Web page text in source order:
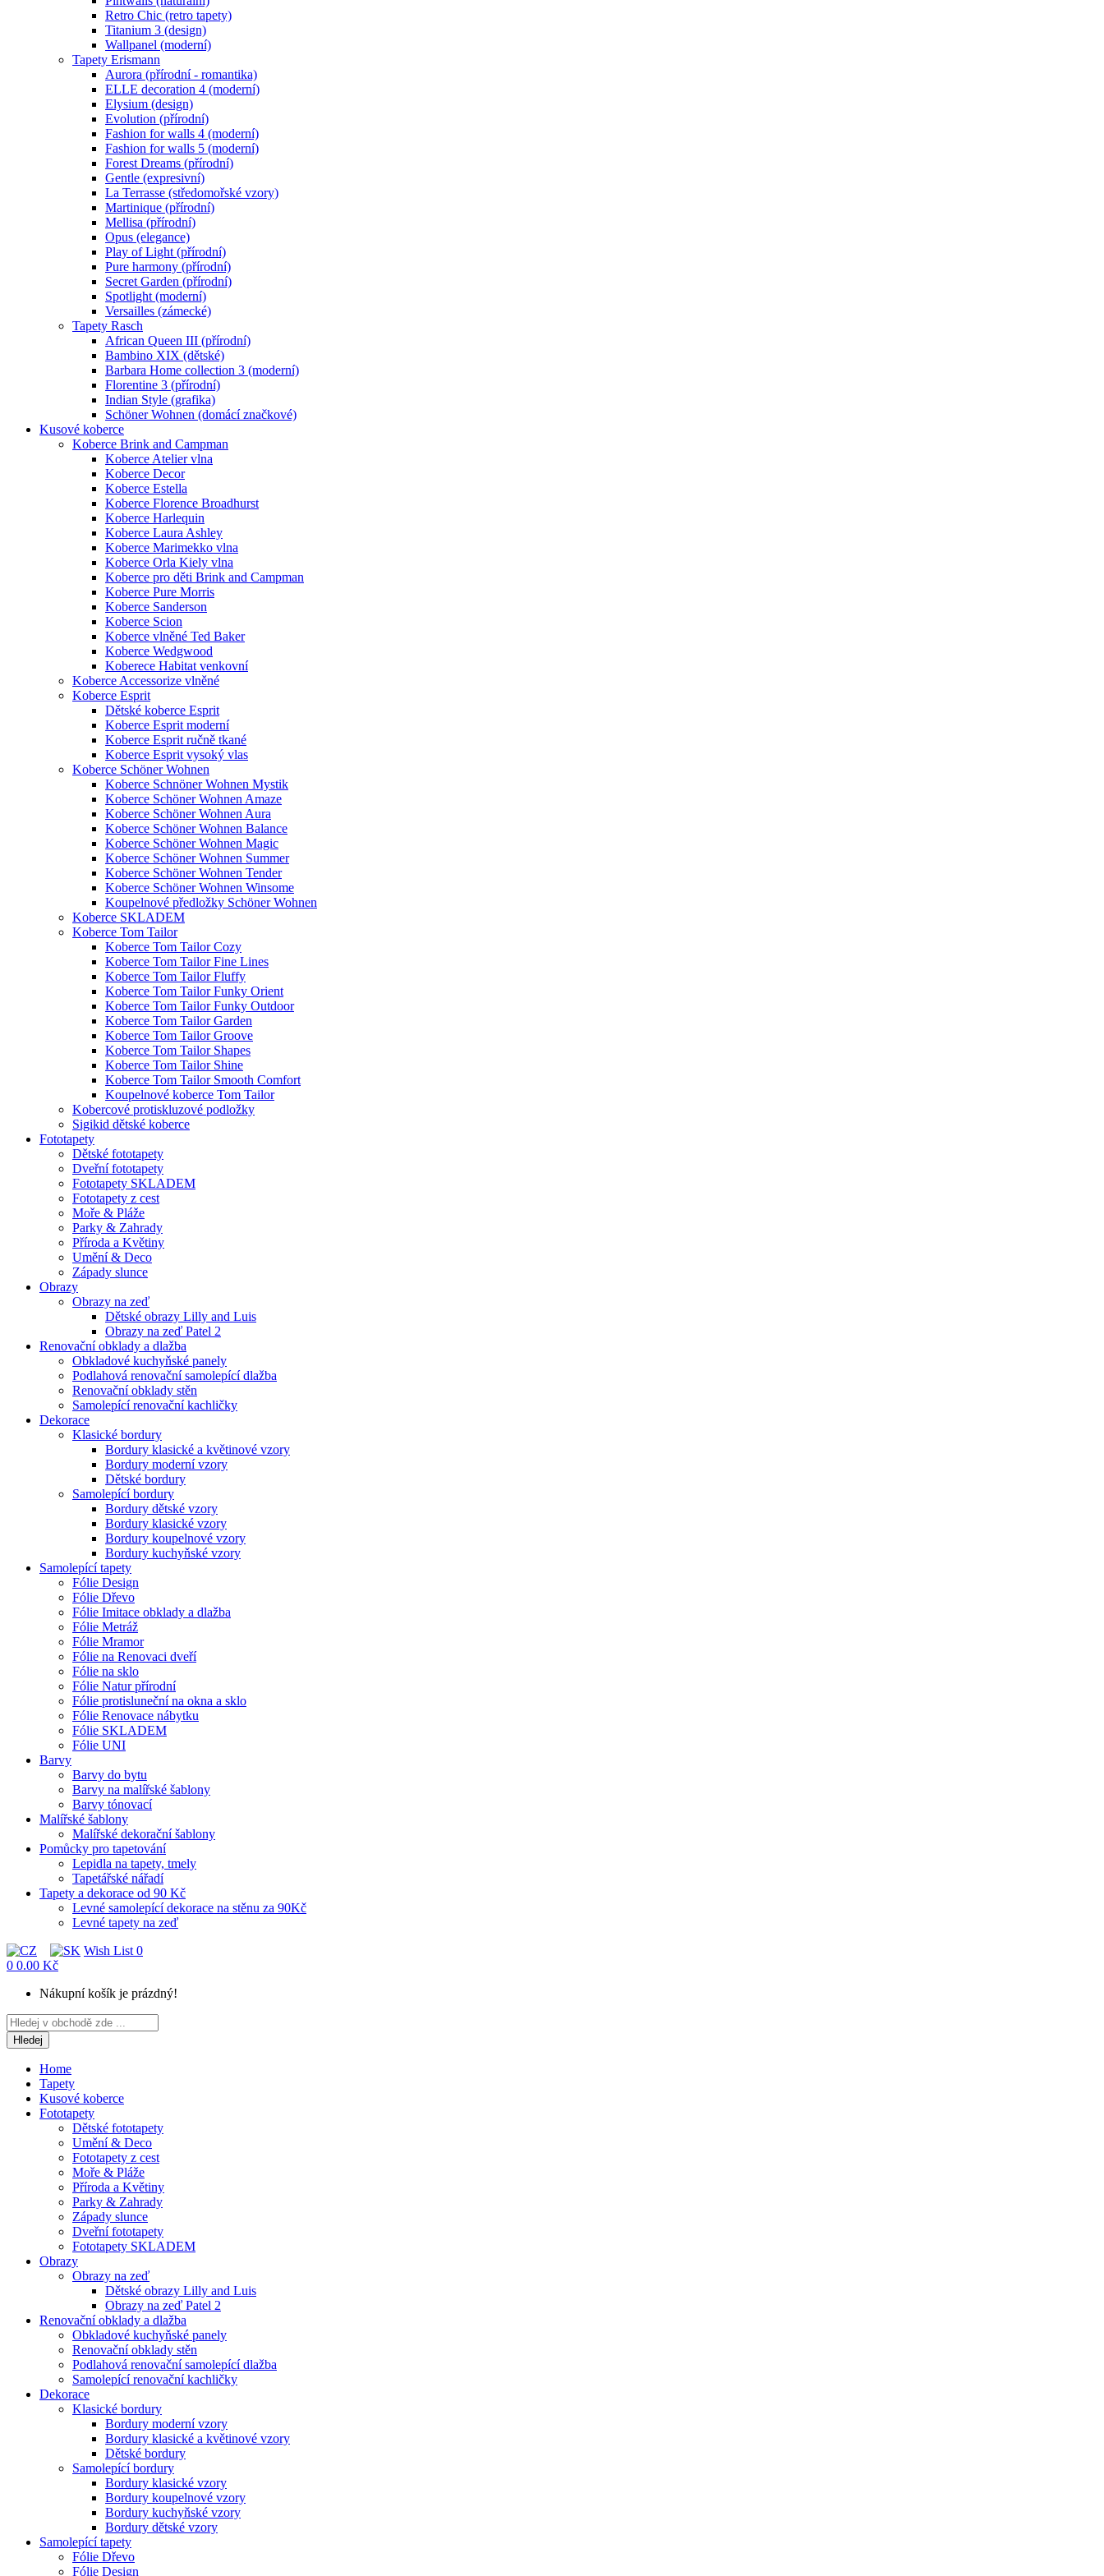
Retro Chic (retro tapety)
Titanium 3 (design)
Wallpanel (moderní)
Tapety Erismann
Aurora (přírodní - romantika)
ELLE decoration 4 (moderní)
Elysium (design)
Evolution (přírodní)
Fashion for walls 4 (moderní)
Fashion for walls 5 (moderní)
Forest Dreams (přírodní)
Gentle (expresivní)
La Terrasse (středomořské vzory)
Martinique (přírodní)
Mellisa (přírodní)
Opus (elegance)
Play of Light (přírodní)
Pure harmony (přírodní)
Secret Garden (přírodní)
Spotlight (moderní)
Versailles (zámecké)
Tapety Rasch
African Queen III (přírodní)
Bambino XIX (dětské)
Barbara Home collection 3 (moderní)
Florentine 3 (přírodní)
Indian Style (grafika)
Schöner Wohnen (domácí značkové)
Kusové koberce
Koberce Brink and Campman
Koberce Atelier vlna
Koberce Decor
Koberce Estella
Koberce Florence Broadhurst
Koberce Harlequin
Koberce Laura Ashley
Koberce Marimekko vlna
Koberce Orla Kiely vlna
Koberce pro děti Brink and Campman
Koberce Pure Morris
Koberce Sanderson
Koberce Scion
Koberce vlněné Ted Baker
Koberce Wedgwood
Koberece Habitat venkovní
Koberce Accessorize vlněné
Koberce Esprit
Dětské koberce Esprit
Koberce Esprit moderní
Koberce Esprit ručně tkané
Koberce Esprit vysoký vlas
Koberce Schöner Wohnen
Koberce Schnöner Wohnen Mystik
Koberce Schöner Wohnen Amaze
Koberce Schöner Wohnen Aura
Koberce Schöner Wohnen Balance
Koberce Schöner Wohnen Magic
Koberce Schöner Wohnen Summer
Koberce Schöner Wohnen Tender
Koberce Schöner Wohnen Winsome
Koupelnové předložky Schöner Wohnen
Koberce SKLADEM
Koberce Tom Tailor
Koberce Tom Tailor Cozy
Koberce Tom Tailor Fine Lines
Koberce Tom Tailor Fluffy
Koberce Tom Tailor Funky Orient
Koberce Tom Tailor Funky Outdoor
Koberce Tom Tailor Garden
Koberce Tom Tailor Groove
Koberce Tom Tailor Shapes
Koberce Tom Tailor Shine
Koberce Tom Tailor Smooth Comfort
Koupelnové koberce Tom Tailor
Kobercové protiskluzové podložky
Sigikid dětské koberce
Fototapety
Dětské fototapety
Dveřní fototapety
Fototapety SKLADEM
Fototapety z cest
Moře & Pláže
Parky & Zahrady
Příroda a Květiny
Umění & Deco
Západy slunce
Obrazy
Obrazy na zeď
Dětské obrazy Lilly and Luis
Obrazy na zeď Patel 2
Renovační obklady a dlažba
Obkladové kuchyňské panely
Podlahová renovační samolepící dlažba
Renovační obklady stěn
Samolepící renovační kachličky
Dekorace
Klasické bordury
Bordury klasické a květinové vzory
Bordury moderní vzory
Dětské bordury
Samolepící bordury
Bordury dětské vzory
Bordury klasické vzory
Bordury koupelnové vzory
Bordury kuchyňské vzory
Samolepící tapety
Fólie Design
Fólie Dřevo
Fólie Imitace obklady a dlažba
Fólie Metráž
Fólie Mramor
Fólie na Renovaci dveří
Fólie na sklo
Fólie Natur přírodní
Fólie protisluneční na okna a sklo
Fólie Renovace nábytku
Fólie SKLADEM
Fólie UNI
Barvy
Barvy do bytu
Barvy na malířské šablony
Barvy tónovací
Malířské šablony
Malířské dekorační šablony
Pomůcky pro tapetování
Lepidla na tapety, tmely
Tapetářské nářadí
Tapety a dekorace od 90 Kč
Levné samolepící dekorace na stěnu za 90Kč
Levné tapety na zeď
Wish List 0
0 0.00 Kč
Nákupní košík je prázdný!
Hledej
Home
Tapety
Kusové koberce
Fototapety
Dětské fototapety
Umění & Deco
Fototapety z cest
Moře & Pláže
Příroda a Květiny
Parky & Zahrady
Západy slunce
Dveřní fototapety
Fototapety SKLADEM
Obrazy
Obrazy na zeď
Dětské obrazy Lilly and Luis
Obrazy na zeď Patel 2
Renovační obklady a dlažba
Obkladové kuchyňské panely
Renovační obklady stěn
Podlahová renovační samolepící dlažba
Samolepící renovační kachličky
Dekorace
Klasické bordury
Bordury moderní vzory
Bordury klasické a květinové vzory
Dětské bordury
Samolepící bordury
Bordury klasické vzory
Bordury koupelnové vzory
Bordury kuchyňské vzory
Bordury dětské vzory
Samolepící tapety
Fólie Dřevo
Fólie Design